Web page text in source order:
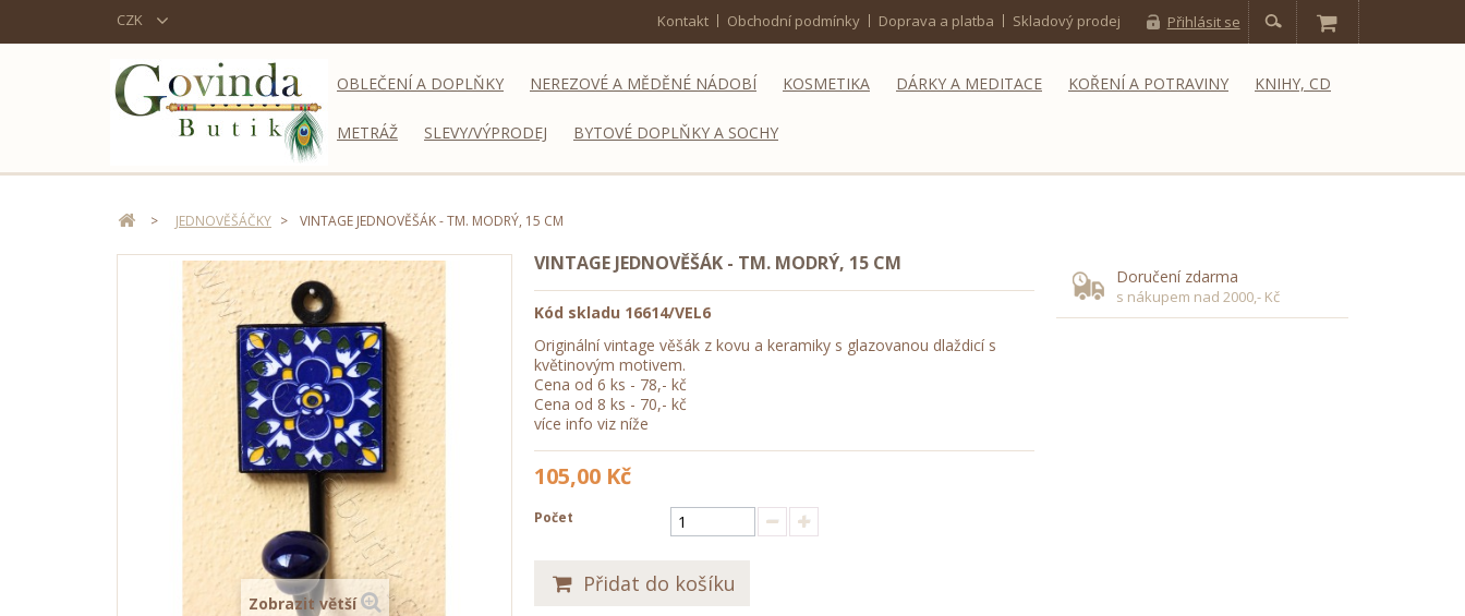
Přihlásit se
CZK Kontakt Obchodní podmínky Doprava a platba Skladový prodej
OBLEČENÍ A DOPLŇKY NEREZOVÉ A MĚDĚNÉ NÁDOBÍ KOSMETIKA DÁRKY A MEDITACE KOŘENÍ A POTRAVINY KNIHY, CD
METRÁŽ SLEVY/VÝPRODEJ BYTOVÉ DOPLŇKY A SOCHY
> JEDNOVĚŠÁČKY > VINTAGE JEDNOVĚŠÁK - TM. MODRÝ, 15 CM
Zobrazit větší
VINTAGE JEDNOVĚŠÁK - TM. MODRÝ, 15 CM
Kód skladu 16614/VEL6
Originální vintage věšák z kovu a keramiky s glazovanou dlaždicí s
květinovým motivem.
Cena od 6 ks - 78,- kč
Cena od 8 ks - 70,- kč
více info viz níže
105,00 Kč
Počet
Přidat do košíku
Doručení zdarma
s nákupem nad 2000,- Kč